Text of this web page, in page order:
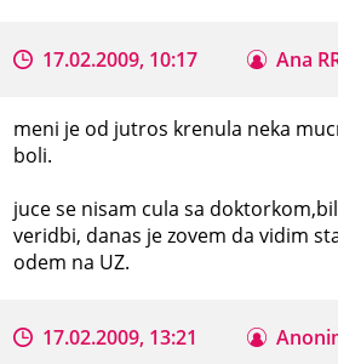
17.02.2009, 10:17 Ana
meni je od jutros krenula neka
boli.
juce se nisam cula sa
veridbi, danas je zovem da vidim
odem na UZ.
17.02.2009, 13:21